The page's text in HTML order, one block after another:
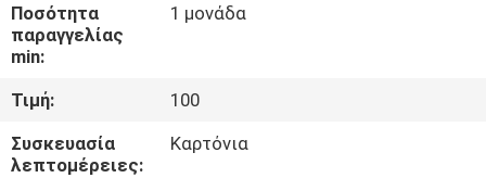
ΕΡΓΟΣΤΑΣΊΩΝ
ΠΟΙΟΤΙΚΌΣ
ΈΛΕΓΧΟΣ
Ποσότητα
παραγγελίας
min:
1 μονάδα
Τιμή:
100
Συσκευασία
λεπτομέρειες:
Καρτόνια